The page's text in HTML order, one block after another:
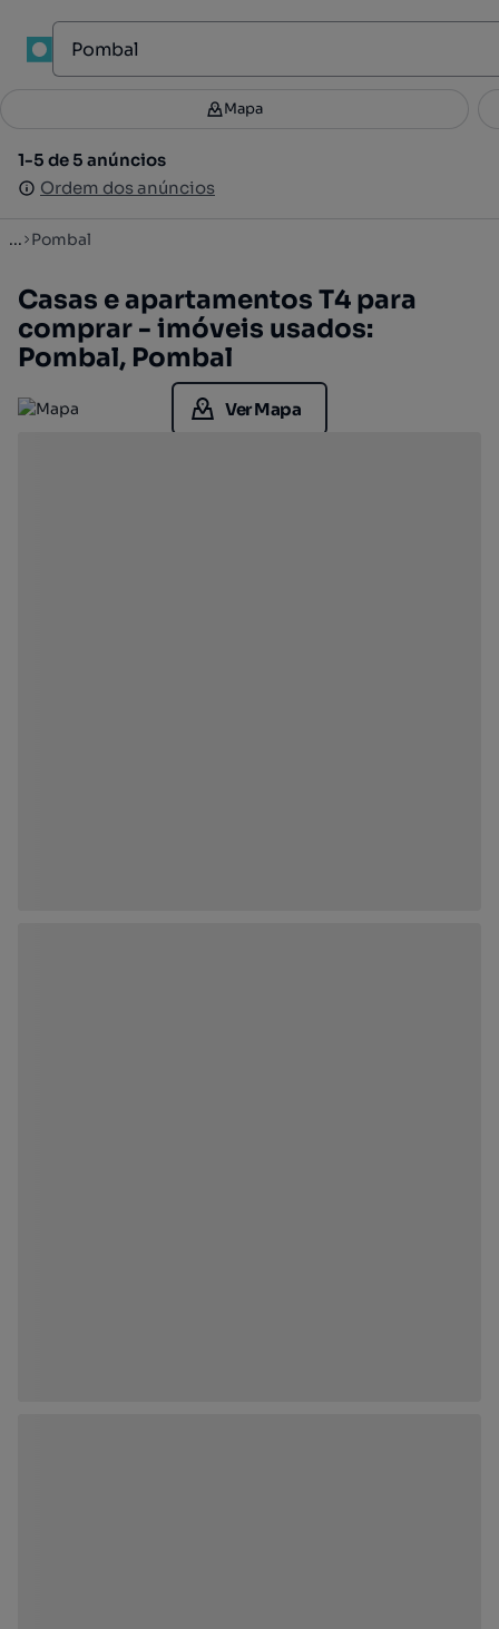
Filtros 3
1-5 de 5 anúncios
Ordem dos anúncios
Mapa
1-5 de 5 anúncios
Ordem dos anúncios
... Pombal
Casas e apartamentos T4 para
comprar - imóveis usados:
Pombal, Pombal
Ver Mapa